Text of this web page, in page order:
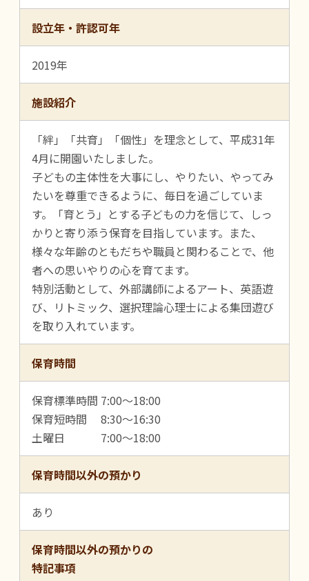
設立年・許認可年
2019年
施設紹介
「絆」「共育」「個性」を理念として、平成31年
4月に開園いたしました。
子どもの主体性を大事にし、やりたい、やってみ
たいを尊重できるように、毎日を過ごしていま
す。「育とう」とする子どもの力を信じて、しっ
かりと寄り添う保育を目指しています。また、
様々な年齢のともだちや職員と関わることで、他
者への思いやりの心を育てます。
特別活動として、外部講師によるアート、英語遊
び、リトミック、選択理論心理士による集団遊び
を取り入れています。
保育時間
保育標準時間 7:00～18:00
保育短時間 8:30～16:30
土曜日 7:00～18:00
保育時間以外の預かり
あり
保育時間以外の預かりの
特記事項